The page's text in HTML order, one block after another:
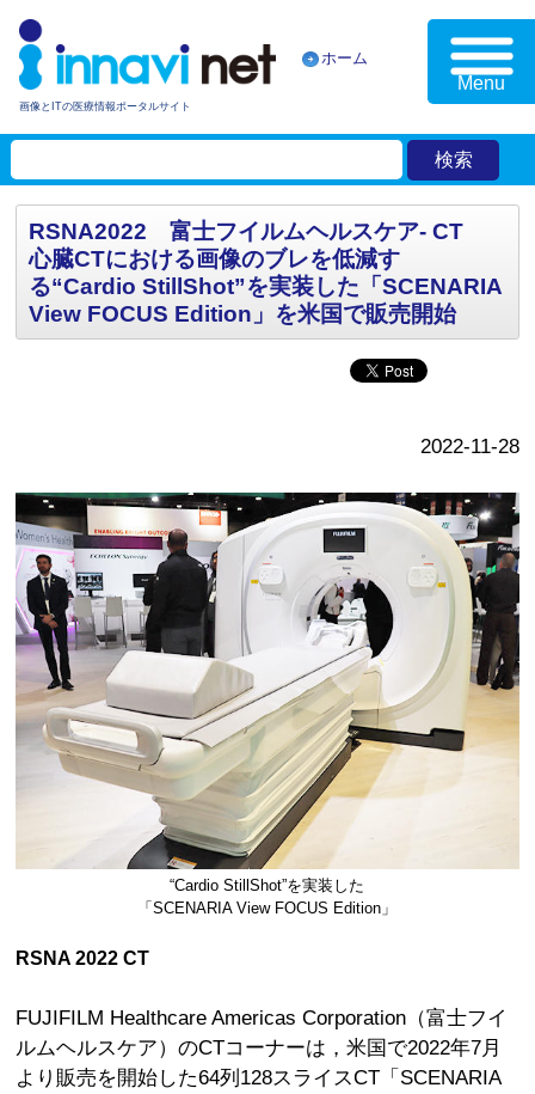
画像とITの医療情報ポータルサイト
ホーム
Menu
RSNA2022 富士フイルムヘルスケア- CT
心臓CTにおける画像のブレを低減す
る“Cardio StillShot”を実装した「SCENARIA
View FOCUS Edition」を米国で販売開始
2022-11-28
“Cardio StillShot”を実装した
「SCENARIA View FOCUS Edition」
RSNA 2022 CT
FUJIFILM Healthcare Americas Corporation（富士フイ
ルムヘルスケア）のCTコーナーは，米国で2022年7月
より販売を開始した64列128スライスCT「SCENARIA